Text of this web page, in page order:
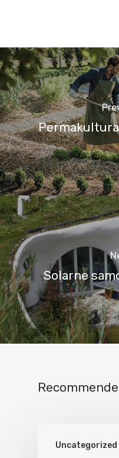
Solarne
Uncategorized